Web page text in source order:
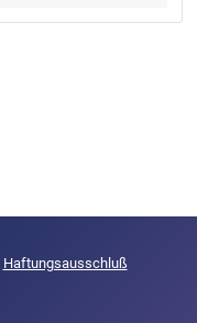
Haftungsausschluß